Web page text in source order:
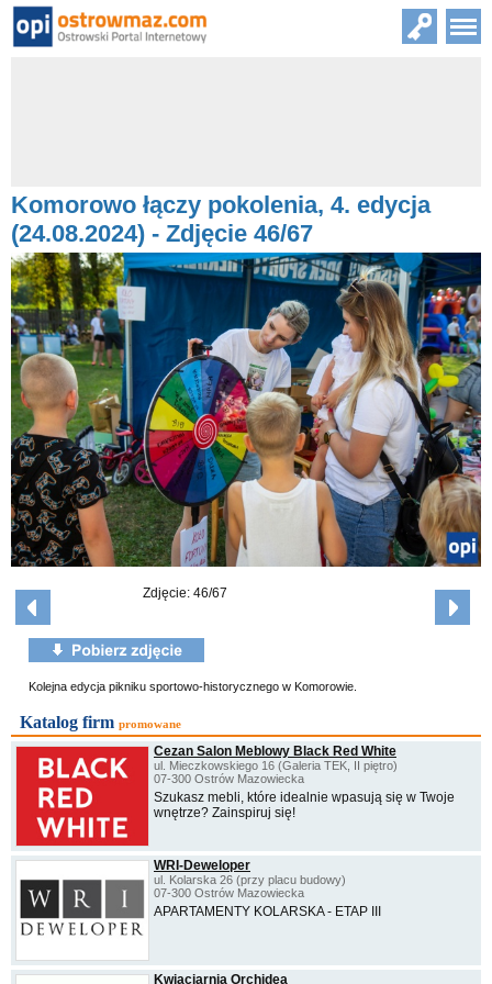
Komorowo łączy pokolenia, 4. edycja
(24.08.2024) - Zdjęcie 46/67
Zdjęcie: 46/67
Kolejna edycja pikniku sportowo-historycznego w Komorowie.
Katalog firm promowane
Cezan Salon Meblowy Black Red White
ul. Mieczkowskiego 16 (Galeria TEK, II piętro)
07-300 Ostrów Mazowiecka
Szukasz mebli, które idealnie wpasują się w Twoje
wnętrze? Zainspiruj się!
WRI-Deweloper
ul. Kolarska 26 (przy placu budowy)
07-300 Ostrów Mazowiecka
APARTAMENTY KOLARSKA - ETAP III
Kwiaciarnia Orchidea